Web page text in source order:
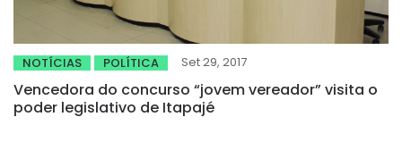
NOTÍCIAS POLÍTICA Set 29, 2017
Vencedora do concurso “jovem vereador” visita o
poder legislativo de Itapajé